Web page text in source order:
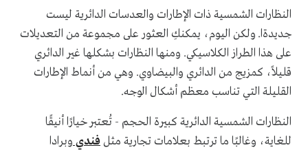
النظارات الشمسية ذات الإطارات والعدسات الدائرية ليست
جديدةا. ولكن اليوم، يمكنكِ العثور على مجموعة من التعديلات
على هذا الطراز الكلاسيكي. ومنها النظارات بشكلها غير الدائري
قليلاً، كمزيج من الدائري والبيضاوي. وهي من أنماط الإطارات
القليلة التي تناسب معظم أشكال الوجه.
النظارات الشمسية الدائرية كبيرة الحجم - تُعتبر خيارًا أنيقًا
للغاية، وغالبًا ما ترتبط بعلامات تجارية مثل فندي وبرادا